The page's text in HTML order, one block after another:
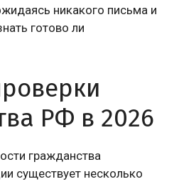
никакого письма и
готово ли
РФ в 2026
гражданства
существует несколько